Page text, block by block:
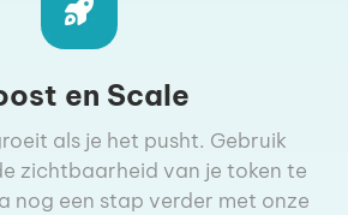
en Scale
als je het pusht. Gebruik
zichtbaarheid van je token te
nog een stap verder met onze